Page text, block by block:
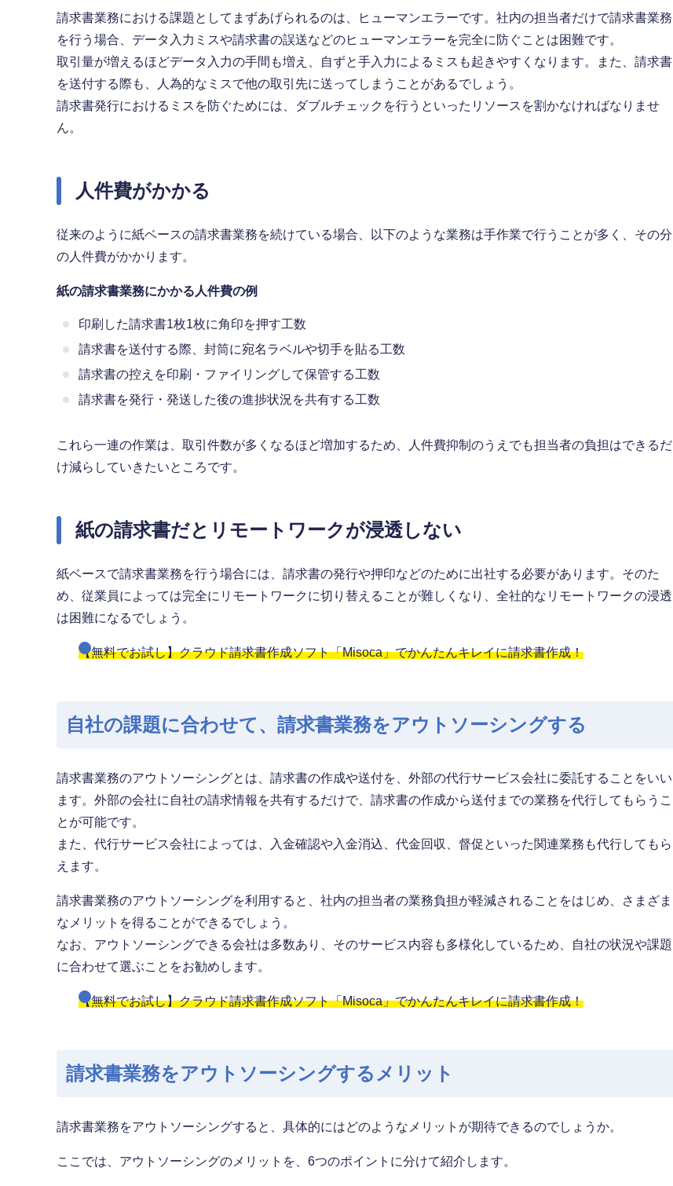
請求書業務における課題としてまずあげられるのは、ヒューマンエラーです。社内の担当者だけで請求書業務
を行う場合、データ入力ミスや請求書の誤送などのヒューマンエラーを完全に防ぐことは困難です。
取引量が増えるほどデータ入力の手間も増え、自ずと手入力によるミスも起きやすくなります。また、請求書
を送付する際も、人為的なミスで他の取引先に送ってしまうことがあるでしょう。
請求書発行におけるミスを防ぐためには、ダブルチェックを行うといったリソースを割かなければなりませ
ん。
人件費がかかる
従来のように紙ベースの請求書業務を続けている場合、以下のような業務は手作業で行うことが多く、その分
の人件費がかかります。
紙の請求書業務にかかる人件費の例
印刷した請求書1枚1枚に角印を押す工数
請求書を送付する際、封筒に宛名ラベルや切手を貼る工数
請求書の控えを印刷・ファイリングして保管する工数
請求書を発行・発送した後の進捗状況を共有する工数
これら一連の作業は、取引件数が多くなるほど増加するため、人件費抑制のうえでも担当者の負担はできるだ
け減らしていきたいところです。
紙の請求書だとリモートワークが浸透しない
紙ベースで請求書業務を行う場合には、請求書の発行や押印などのために出社する必要があります。そのた
め、従業員によっては完全にリモートワークに切り替えることが難しくなり、全社的なリモートワークの浸透
は困難になるでしょう。
【無料でお試し】クラウド請求書作成ソフト「Misoca」でかんたんキレイに請求書作成！
自社の課題に合わせて、請求書業務をアウトソーシングする
請求書業務のアウトソーシングとは、請求書の作成や送付を、外部の代行サービス会社に委託することをいい
ます。外部の会社に自社の請求情報を共有するだけで、請求書の作成から送付までの業務を代行してもらうこ
とが可能です。
また、代行サービス会社によっては、入金確認や入金消込、代金回収、督促といった関連業務も代行してもら
えます。
請求書業務のアウトソーシングを利用すると、社内の担当者の業務負担が軽減されることをはじめ、さまざま
なメリットを得ることができるでしょう。
なお、アウトソーシングできる会社は多数あり、そのサービス内容も多様化しているため、自社の状況や課題
に合わせて選ぶことをお勧めします。
【無料でお試し】クラウド請求書作成ソフト「Misoca」でかんたんキレイに請求書作成！
請求書業務をアウトソーシングするメリット
請求書業務をアウトソーシングすると、具体的にはどのようなメリットが期待できるのでしょうか。
ここでは、アウトソーシングのメリットを、6つのポイントに分けて紹介します。